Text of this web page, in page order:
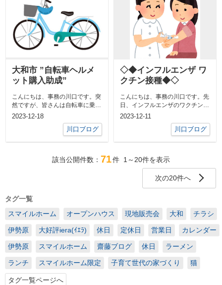
大和市 ”自転車ヘルメ
ット購入助成”
こんにちは、事務の川口です。突
然ですが、皆さんは自転車に乗る
時ヘルメットを着用しています
2023-12-18
川口ブログ
◇◆インフルエンザ ワ
クチン接種◆◇
こんにちは、事務の川口です。先
日、インフルエンザのワクチン接
種へ行って来ました！！今年は体
2023-12-11
川口ブログ
該当公開件数： 71件 1～20件を表示
次の20件へ
タグ一覧
スマイルホーム
オープンハウス 現地販売会 大和 チラシ
伊勢原 大好評iera(ｲｴﾗ) 休日 定休日 営業日 カレンダー
伊勢原 スマイルホーム 齋藤ブログ 休日 ラーメン
ランチ スマイルホーム限定 子育て世代の家づくり 猫
タグ一覧ページへ